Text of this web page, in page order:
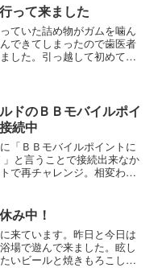
って来ました
ていた詰め物がガムを噛ん
できてしまったので歯医者
した。引っ越して初めての
索して、すぐ...
ドのＢＢモバイルポイ
続中
「ＢＢモバイルポイントに
と言うことで接続出来なか
で再チャレンジ。相変わら
った。どうやらログインす
り時間が掛...
み中！
来ています。昨日と今日は
場で遊んで来ました。眩し
いビールと焼きもろこしで